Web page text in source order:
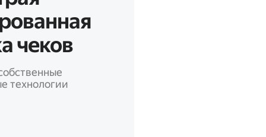
чеков
технологии